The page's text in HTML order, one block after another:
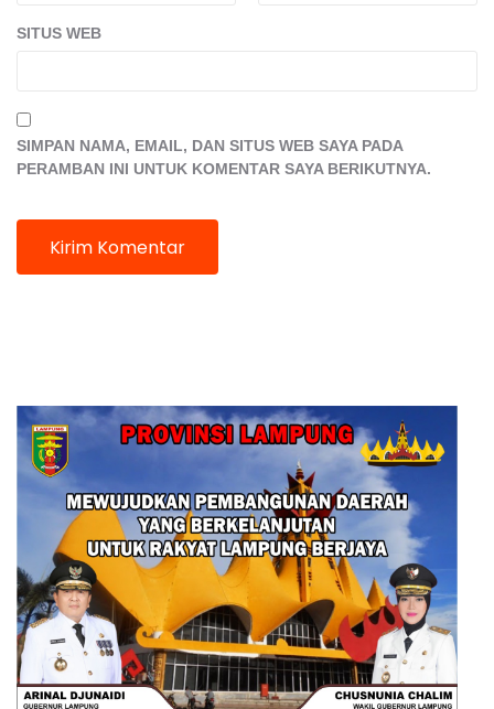
SITUS WEB
SIMPAN NAMA, EMAIL, DAN SITUS WEB SAYA PADA
PERAMBAN INI UNTUK KOMENTAR SAYA BERIKUTNYA.